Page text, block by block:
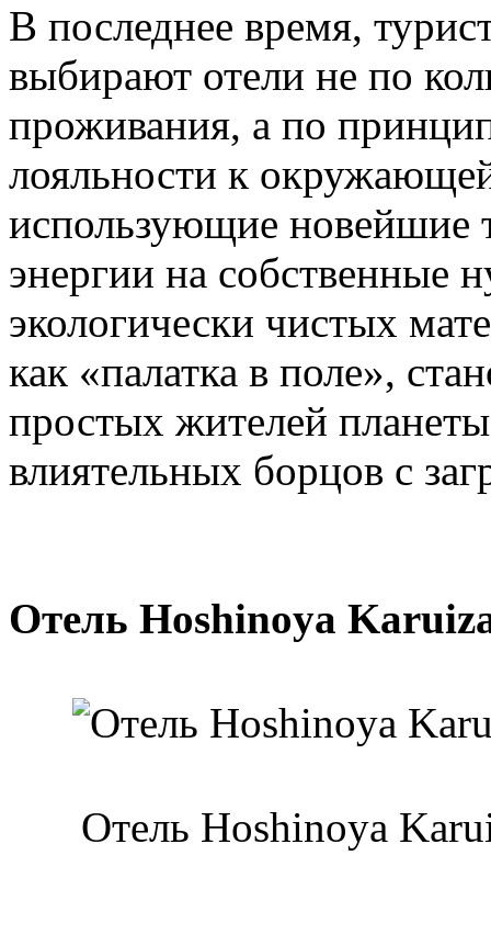
В последнее время,
выбирают отели не по
проживания, а по
лояльности к
использующие новейшие
энергии на собственные
экологически чистых
как «палатка в поле»,
простых жителей
влиятельных борцов с
Отель Hoshinoya
Отель Hoshinoya